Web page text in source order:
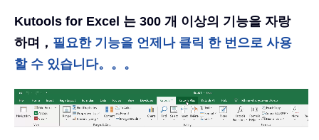
Kutools for Excel 는 300 개 이상의 기능을 자랑
하며， 필요한 기능을 언제나 클릭 한 번으로 사용
할 수 있습니다。。。